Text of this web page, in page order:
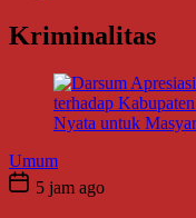
Kriminalitas
Umum
5 jam ago